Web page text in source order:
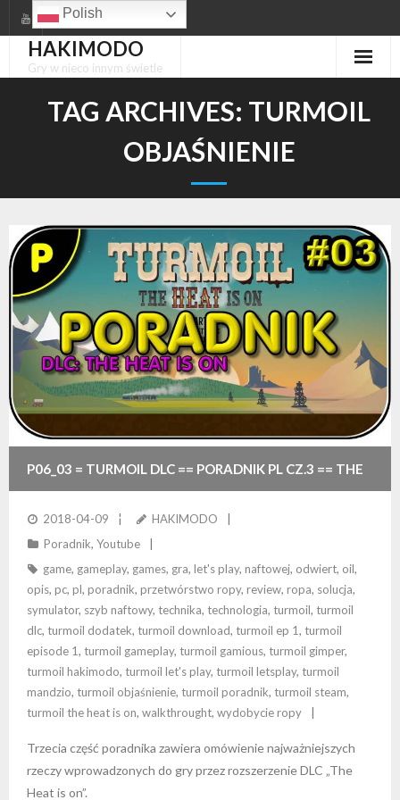
to
contentHAKIMODO
Gry w nieco innym świetle
TAG ARCHIVES: TURMOIL
OBJAŚNIENIE
P06_03 = TURMOIL DLC == PORADNIK PL CZ.3 == THE
HEAT IS ON – CO WPROWADZA DODATEK DO GRY?
2018-04-09
HAKIMODO
Poradnik, Youtube
game, gameplay, games, gra, let's play, naftowej, odwiert, oil,
opis, pc, pl, poradnik, przetwórstwo ropy, review, ropa, solucja,
symulator, szyb naftowy, technika, technologia, turmoil, turmoil
dlc, turmoil dodatek, turmoil download, turmoil ep 1, turmoil
episode 1, turmoil gameplay, turmoil gamious, turmoil gimper,
turmoil hakimodo, turmoil let's play, turmoil letsplay, turmoil
mandzio, turmoil objaśnienie, turmoil poradnik, turmoil steam,
turmoil the heat is on, walkthrought, wydobycie ropy
Trzecia część poradnika zawiera omówienie najważniejszych
rzeczy wprowadzonych do gry przez rozszerzenie DLC „The
Heat is on”.
Polish